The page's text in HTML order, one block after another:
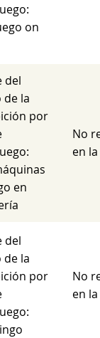
on
del
de la
por
en
No
en
del
de la
por
No
en